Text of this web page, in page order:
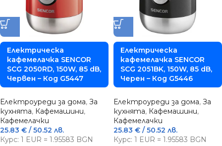
Електрическа
кафемелачка SENCOR
SCG 2050RD, 150W, 85 dB,
Червен – Код G5447
Електроуреди за дома, За
кухнята, Кафемашини,
Кафемелачки
25.83 € / 50.52 лв.
Курс: 1 EUR = 1.95583 BGN
Електрическа
кафемелачка SENCOR
SCG 2051BK, 150W, 85 dB,
Черен – Код G5446
Електроуреди за дома, За
кухнята, Кафемашини,
Кафемелачки
25.83 € / 50.52 лв.
Курс: 1 EUR = 1.95583 BGN